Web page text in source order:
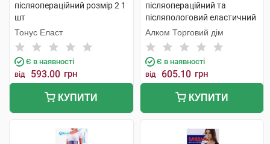
післяопераційний розмір 2 1
шт
Тонус Еласт
Є в наявності
від 593.00 грн
КУПИТИ
післяопераційний та
післяпологовий еластичний
Євро розмір 5 1 шт
Алком Торговий дім
Є в наявності
від 605.10 грн
КУПИТИ